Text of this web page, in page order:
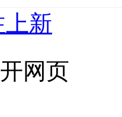
上新
网页